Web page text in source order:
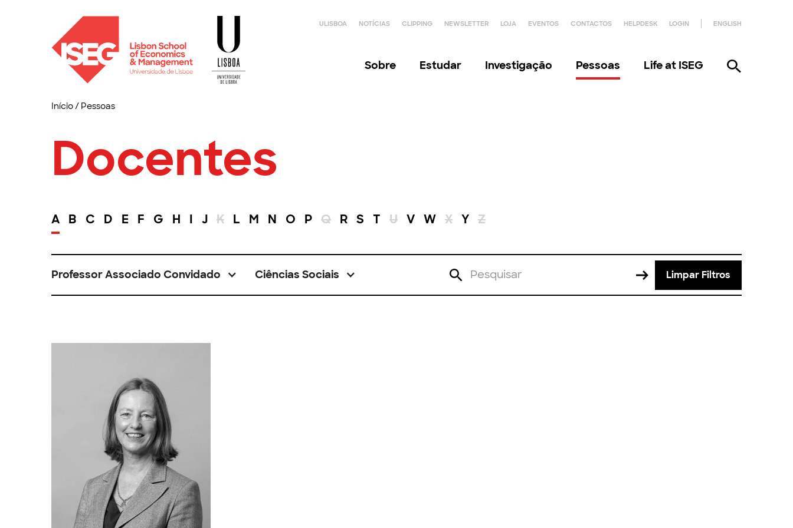
ULISBOA NOTÍCIAS CLIPPING NEWSLETTER LOJA EVENTOS CONTACTOS HELPDESK LOGIN ENGLISH
Sobre Estudar Investigação Pessoas Life at ISEG
Início/ Pessoas
Docentes
A B C D E F G H I J K L M N O P Q R S T U V W X Y Z
Professor Associado Convidado Ciências Sociais Limpar Filtros